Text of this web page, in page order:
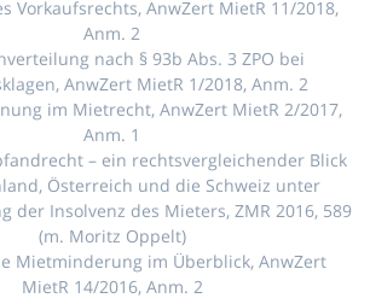
Vorkaufsrechts, AnwZert MietR 11/2018,
Anm. 2
nach § 93b Abs. 3 ZPO bei
AnwZert MietR 1/2018, Anm. 2
im Mietrecht, AnwZert MietR 2/2017,
Anm. 1
– ein rechtsvergleichender Blick
Österreich und die Schweiz unter
der Insolvenz des Mieters, ZMR 2016, 589
(m. Moritz Oppelt)
Mietminderung im Überblick, AnwZert
MietR 14/2016, Anm. 2